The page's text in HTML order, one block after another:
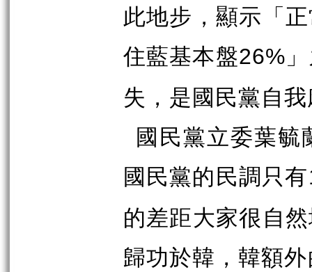
此地步，顯示「
住藍基本盤26%
失，是國民黨自
國民黨立委葉毓
國民黨的民調只有
的差距大家很自
歸功於韓，韓額